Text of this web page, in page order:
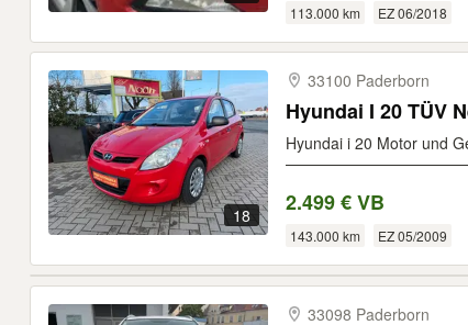
113.000 km EZ 06/2018
18
33100 Paderborn
Hyundai I 20 TÜV
Hyundai i 20 Motor und
2.499 € VB
143.000 km EZ 05/2009
33098 Paderborn